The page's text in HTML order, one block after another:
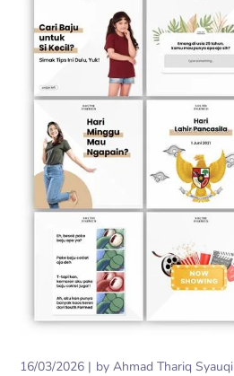
16/03/2026 byAhmad Thariq Syauqi